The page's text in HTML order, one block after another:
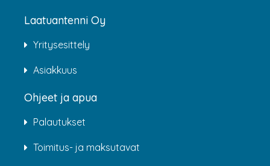
Laatuantenni Oy
Yritysesittely
Asiakkuus
Ohjeet ja apua
Palautukset
Toimitus- ja maksutavat